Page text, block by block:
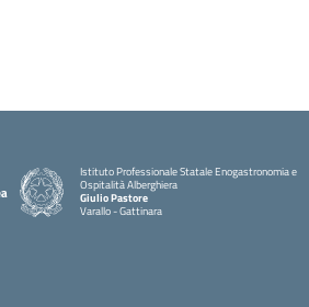
Istituto Professionale Statale Enogastronomia e
Ospitalità Alberghiera
Giulio Pastore
Varallo - Gattinara